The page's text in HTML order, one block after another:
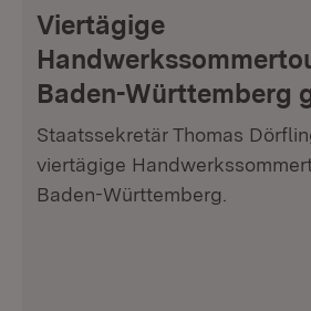
Viertägige
Baden-Württemberg
Staatssekretär Thomas
viertägige
Baden-Württemberg.